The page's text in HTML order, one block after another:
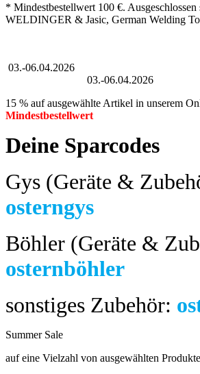
* Mindestbestellwert 100 €. Ausgeschlossen
WELDINGER & Jasic, German Welding
03.-06.04.2026
03.-06.04.2026
15 % auf ausgewählte Artikel in unserem
Mindestbestellwert
Deine Sparcodes
Gys (Geräte &
osterngys
Böhler (Geräte &
osternböhler
sonstiges Zubehör:
Summer Sale
auf eine Vielzahl von ausgewählten